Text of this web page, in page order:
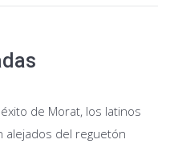
de Morat, los latinos
alejados del reguetón